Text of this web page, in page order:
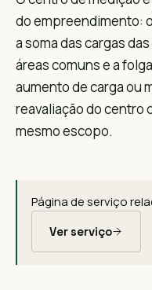
do empreendimento:
a soma das cargas
áreas comuns e a
aumento de carga ou
reavaliação do centro
mesmo escopo.
Página de serviço
Ver serviço